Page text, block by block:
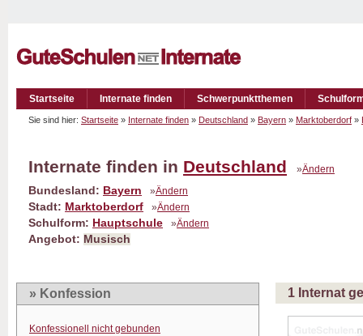
Startseite Internate finden Schwerpunktthemen
Sie sind hier: Startseite » Internate finden » Deutschland » Bayern » Marktoberdorf »
Internate finden in Deutschland »Ändern
Bundesland: Bayern »Ändern
Stadt: Marktoberdorf »Ändern
Schulform: Hauptschule »Ändern
Angebot: Musisch
» Konfession
Konfessionell nicht gebunden
1 Internat